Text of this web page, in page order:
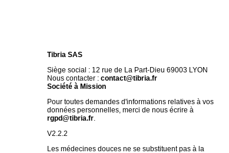
Tibria SAS
Siège social : 12 rue de La Part-Dieu 69003 LYON
Nous contacter :contact@tibria.fr
Société à Mission
Pour toutes demandes d'informations relatives à vos
données personnelles, merci de nous écrire à
rgpd@tibria.fr.
V2.2.2
Les médecines douces ne se substituent pas à la